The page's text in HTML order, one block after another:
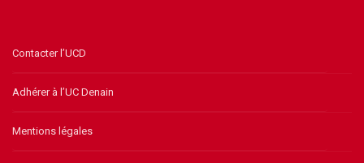
Contacter l’UCD
Adhérer à l’UC Denain
Mentions légales